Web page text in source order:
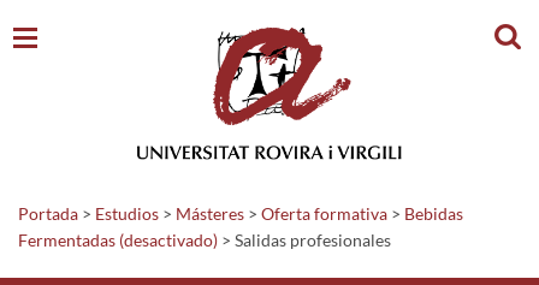
Portada > Estudios > Másteres > Oferta formativa > Bebidas
Fermentadas (desactivado) > Salidas profesionales